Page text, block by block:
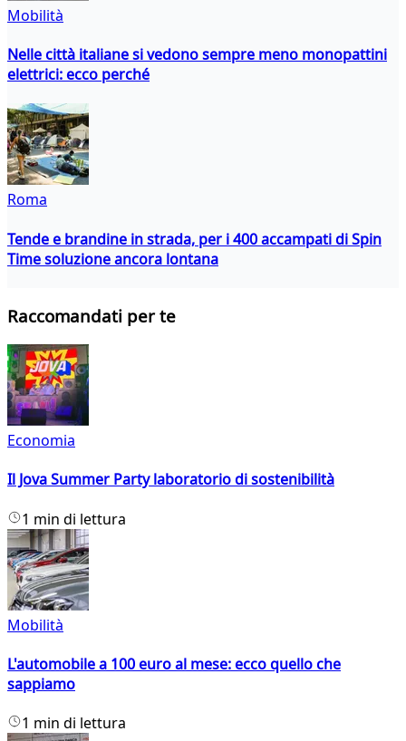
Mobilità
Nelle città italiane si vedono sempre meno monopattini
elettrici: ecco perché
Roma
Tende e brandine in strada, per i 400 accampati di Spin
Time soluzione ancora lontana
Raccomandati per te
Economia
Il Jova Summer Party laboratorio di sostenibilità
1 min di lettura
Mobilità
L'automobile a 100 euro al mese: ecco quello che
sappiamo
1 min di lettura